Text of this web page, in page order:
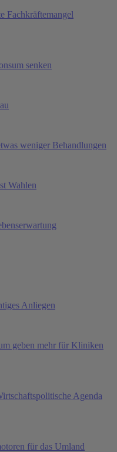
Fachkräftemangel
senken
weniger Behandlungen
Wahlen
Anliegen
geben mehr für Kliniken
Agenda
für das Umland